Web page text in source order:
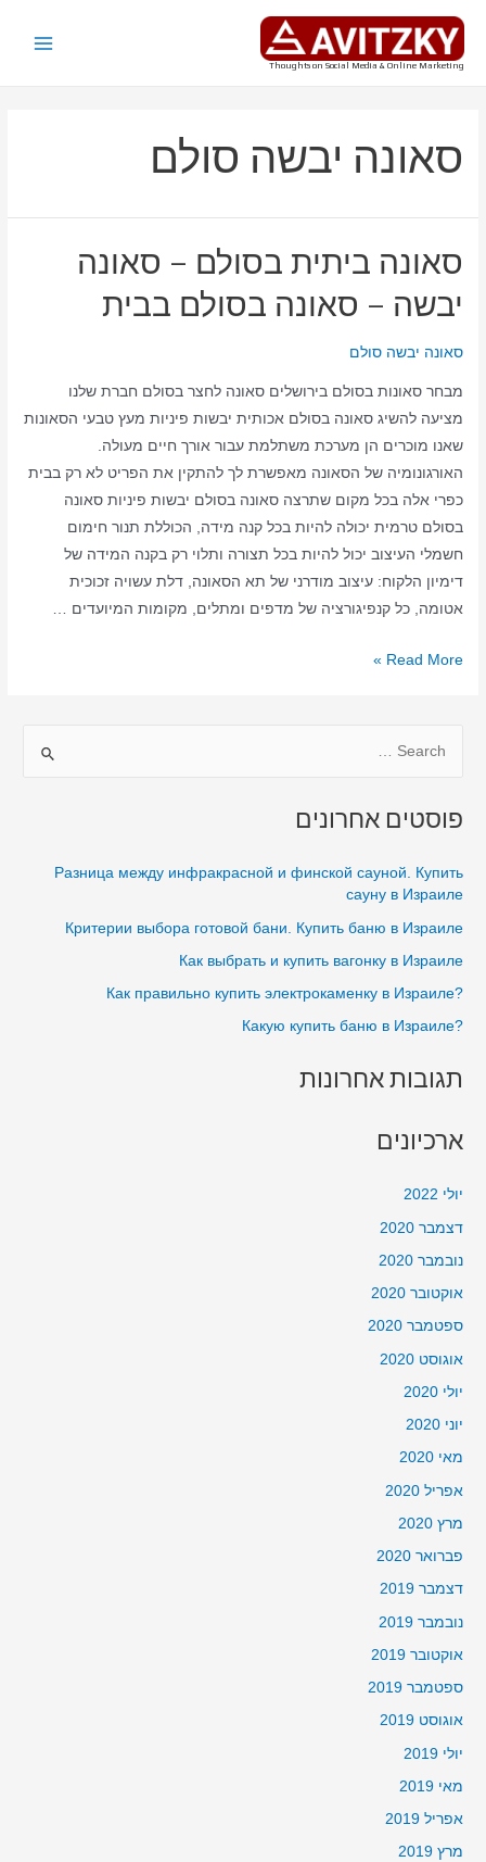
דילוג
לתוכן
Thoughts on Social Media & Online Marketing
סאונה יבשה סולם
סאונה ביתית בסולם – סאונה
יבשה – סאונה בסולם בבית
סאונה יבשה סולם
מבחר סאונות בסולם בירושלים סאונה לחצר בסולם חברת שלנו
מציעה להשיג סאונה בסולם אכותית יבשות פיניות מעץ טבעי הסאונות
שאנו מוכרים הן מערכת משתלמת עבור אורך חיים מעולה.
האורגונומיה של הסאונה מאפשרת לך להתקין את הפריט לא רק בבית
כפרי אלה בכל מקום שתרצה סאונה בסולם יבשות פיניות סאונה
בסולם טרמית יכולה להיות בכל קנה מידה, הכוללת תנור חימום
חשמלי העיצוב יכול להיות בכל תצורה ותלוי רק בקנה המידה של
דימיון הלקוח: עיצוב מודרני של תא הסאונה, דלת עשויה זכוכית
אטומה, כל קנפיגורציה של מדפים ומתלים, מקומות המיועדים …
סאונה
–
בסולם
בבית
Read More »
r
:
פוסטים אחרונים
Разница между инфракрасной и финской сауной. Купить
сауну в Израиле
Критерии выбора готовой бани. Купить баню в Израиле
Как выбрать и купить вагонку в Израиле
?Как правильно купить электрокаменку в Израиле
?Какую купить баню в Израиле
תגובות אחרונות
ארכיונים
יולי 2022
דצמבר 2020
נובמבר 2020
אוקטובר 2020
ספטמבר 2020
אוגוסט 2020
יולי 2020
יוני 2020
מאי 2020
אפריל 2020
מרץ 2020
פברואר 2020
דצמבר 2019
נובמבר 2019
אוקטובר 2019
ספטמבר 2019
אוגוסט 2019
יולי 2019
מאי 2019
אפריל 2019
מרץ 2019